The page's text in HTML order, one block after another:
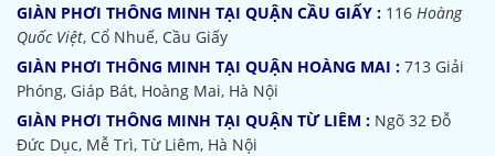
GIÀN PHƠI THÔNG MINH TẠI QUẬN CẦU GIẤY : 116 Hoàng
Quốc Việt, Cổ Nhuế, Cầu Giấy
GIÀN PHƠI THÔNG MINH TẠI QUẬN HOÀNG MAI : 713 Giải
Phóng, Giáp Bát, Hoàng Mai, Hà Nội
GIÀN PHƠI THÔNG MINH TẠI QUẬN TỪ LIÊM : Ngõ 32 Đỗ
Đức Dục, Mễ Trì, Từ Liêm, Hà Nội